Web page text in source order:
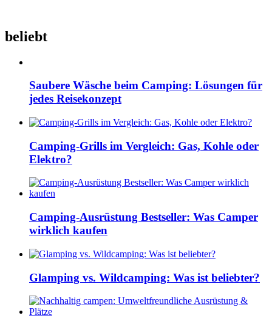
beliebt
Saubere Wäsche beim Camping: Lösungen für
jedes Reisekonzept
Camping-Grills im Vergleich: Gas, Kohle oder
Elektro?
Camping-Ausrüstung Bestseller: Was Camper
wirklich kaufen
Glamping vs. Wildcamping: Was ist beliebter?